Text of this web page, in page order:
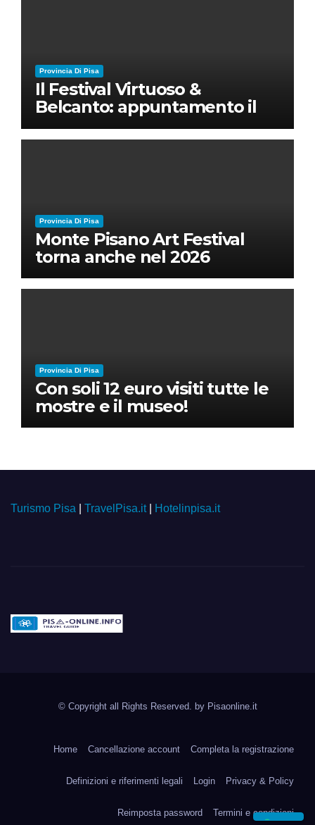
Provincia Di Pisa
Il Festival Virtuoso &
Belcanto: appuntamento il
28 luglio a Palazzo Blu con
Ruben Micieli
Provincia Di Pisa
Monte Pisano Art Festival
torna anche nel 2026
Provincia Di Pisa
Con soli 12 euro visiti tutte le
mostre e il museo!
Turismo Pisa TravelPisa.it| Hotelinpisa.it
© Copyright all Rights Reserved. by Pisaonline.it
Home Cancellazione account Completa la registrazione
Definizioni e riferimenti legali Login Privacy & Policy
Reimposta password Termini e condizioni